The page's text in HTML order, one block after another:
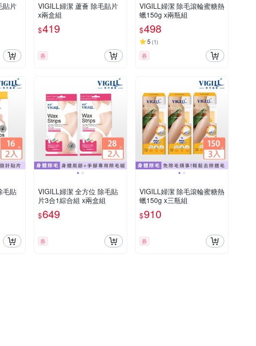
貼片
VIGILL婦潔 蘆薈 除毛貼片
x兩盒組
$419
券
VIGILL婦潔 除毛滾輪蜜糖熱
蠟150g x兩瓶組
$498
5 (1)
券
毛貼
VIGILL婦潔 全方位 除毛貼
片3合1綜合組 x兩盒組
$649
券
VIGILL婦潔 除毛滾輪蜜糖熱
蠟150g x三瓶組
$910
券